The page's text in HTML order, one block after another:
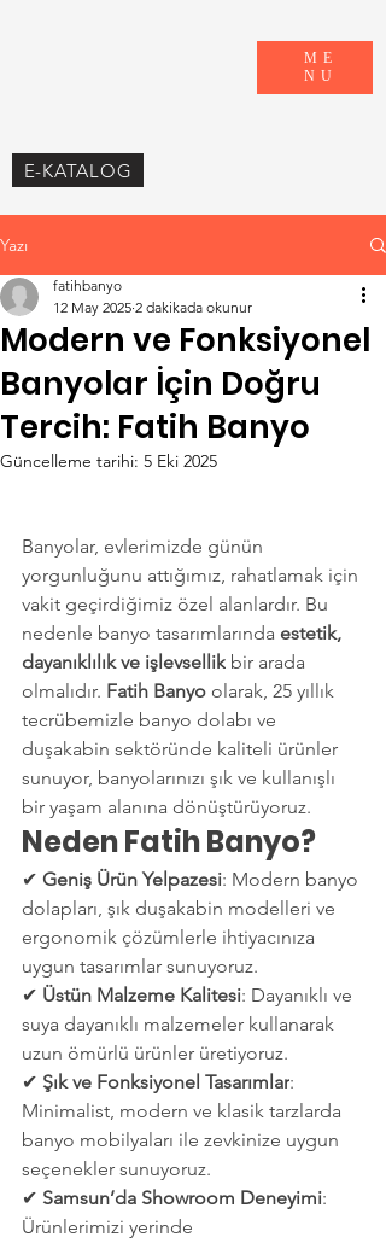
E-KATALOG
ME
NU
Yazı
Modern ve Fonksiyonel
Banyolar İçin Doğru
Tercih: Fatih Banyo
fatihbanyo
12 May 2025 2 dakikada okunur
Güncelleme tarihi: 5 Eki 2025
Banyolar, evlerimizde günün
yorgunluğunu attığımız, rahatlamak için
vakit geçirdiğimiz özel alanlardır. Bu
nedenle banyo tasarımlarında estetik,
dayanıklılık ve işlevsellik bir arada
olmalıdır. Fatih Banyo olarak, 25 yıllık
tecrübemizle banyo dolabı ve
duşakabin sektöründe kaliteli ürünler
sunuyor, banyolarınızı şık ve kullanışlı
bir yaşam alanına dönüştürüyoruz.
Neden Fatih Banyo?
✔ Geniş Ürün Yelpazesi: Modern banyo
dolapları, şık duşakabin modelleri ve
ergonomik çözümlerle ihtiyacınıza
uygun tasarımlar sunuyoruz.
✔ Üstün Malzeme Kalitesi: Dayanıklı ve
suya dayanıklı malzemeler kullanarak
uzun ömürlü ürünler üretiyoruz.
✔ Şık ve Fonksiyonel Tasarımlar:
Minimalist, modern ve klasik tarzlarda
banyo mobilyaları ile zevkinize uygun
seçenekler sunuyoruz.
✔ Samsun’da Showroom Deneyimi:
Ürünlerimizi yerinde